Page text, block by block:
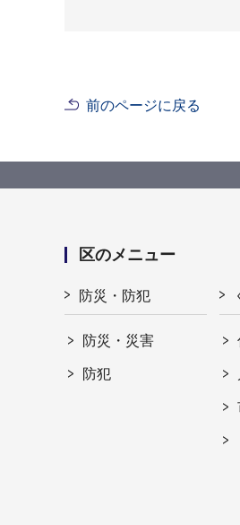
前のページに戻る
区のメニュー
防災・防犯
防災・災害
防犯